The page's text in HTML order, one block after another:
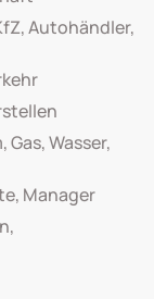
Autohändler,
Wasser,
Manager